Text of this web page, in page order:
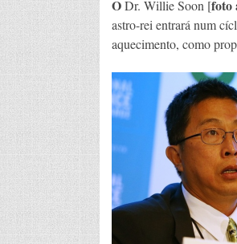
ODr. Willie Soon [foto
astro-rei entrará num
aquecimento, como